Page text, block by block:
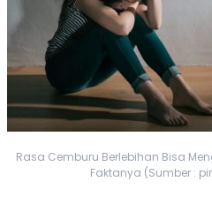
Rasa Cemburu Berlebihan Bisa
Faktanya (Sumber :